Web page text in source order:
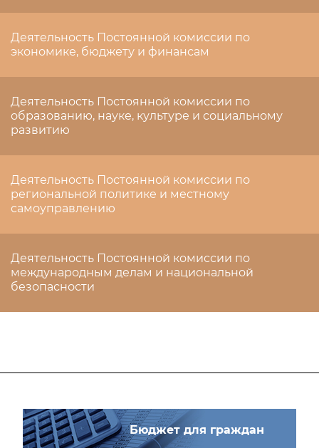
Деятельность Постоянной комиссии по
экономике, бюджету и финансам
Деятельность Постоянной комиссии по
образованию, науке, культуре и социальному
развитию
Деятельность Постоянной комиссии по
региональной политике и местному
самоуправлению
Деятельность Постоянной комиссии по
международным делам и национальной
безопасности
Бюджет для граждан